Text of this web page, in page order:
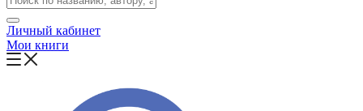
Личный кабинет
Мои книги